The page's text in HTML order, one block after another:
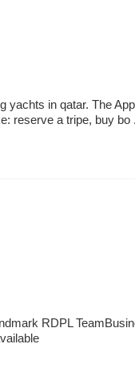
yachts in qatar. The
reserve a tripe, buy bo
RDPL